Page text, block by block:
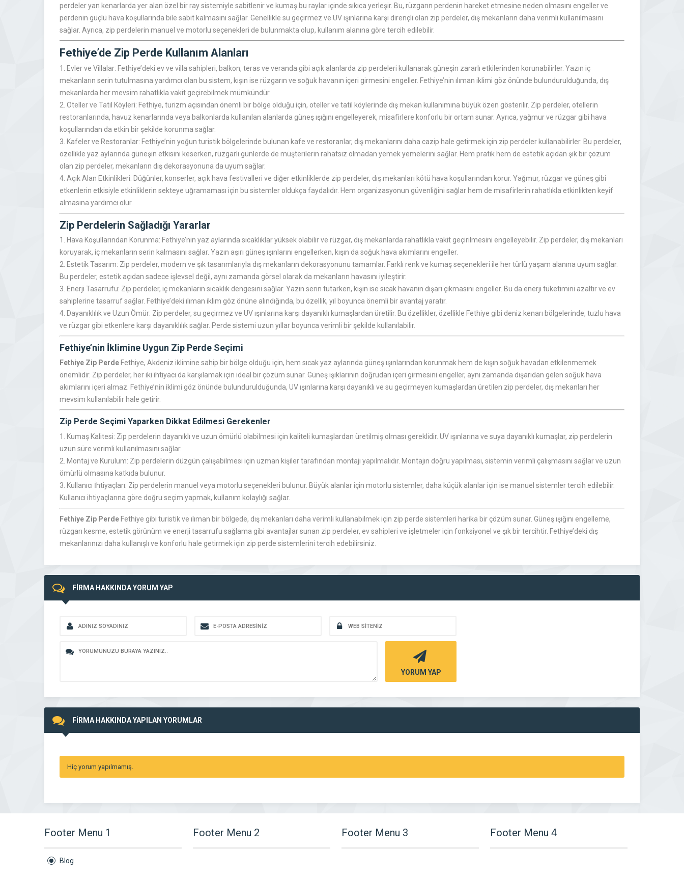
perdeler yan kenarlarda yer alan özel bir ray sistemiyle sabitlenir ve kumaş bu raylar içinde sıkıca yerleşir. Bu, rüzgarın perdenin hareket etmesine neden olmasını engeller ve
perdenin güçlü hava koşullarında bile sabit kalmasını sağlar. Genellikle su geçirmez ve UV ışınlarına karşı dirençli olan zip perdeler, dış mekanların daha verimli kullanılmasını
sağlar. Ayrıca, zip perdelerin manuel ve motorlu seçenekleri de bulunmakta olup, kullanım alanına göre tercih edilebilir.
Fethiye’de Zip Perde Kullanım Alanları
1. Evler ve Villalar: Fethiye’deki ev ve villa sahipleri, balkon, teras ve veranda gibi açık alanlarda zip perdeleri kullanarak güneşin zararlı etkilerinden korunabilirler. Yazın iç
mekanların serin tutulmasına yardımcı olan bu sistem, kışın ise rüzgarın ve soğuk havanın içeri girmesini engeller. Fethiye’nin ılıman iklimi göz önünde bulundurulduğunda, dış
mekanlarda her mevsim rahatlıkla vakit geçirebilmek mümkündür.
2. Oteller ve Tatil Köyleri: Fethiye, turizm açısından önemli bir bölge olduğu için, oteller ve tatil köylerinde dış mekan kullanımına büyük özen gösterilir. Zip perdeler, otellerin
restoranlarında, havuz kenarlarında veya balkonlarda kullanılan alanlarda güneş ışığını engelleyerek, misafirlere konforlu bir ortam sunar. Ayrıca, yağmur ve rüzgar gibi hava
koşullarından da etkin bir şekilde korunma sağlar.
3. Kafeler ve Restoranlar: Fethiye’nin yoğun turistik bölgelerinde bulunan kafe ve restoranlar, dış mekanlarını daha cazip hale getirmek için zip perdeler kullanabilirler. Bu perdeler,
özellikle yaz aylarında güneşin etkisini keserken, rüzgarlı günlerde de müşterilerin rahatsız olmadan yemek yemelerini sağlar. Hem pratik hem de estetik açıdan şık bir çözüm
olan zip perdeler, mekanların dış dekorasyonuna da uyum sağlar.
4. Açık Alan Etkinlikleri: Düğünler, konserler, açık hava festivalleri ve diğer etkinliklerde zip perdeler, dış mekanları kötü hava koşullarından korur. Yağmur, rüzgar ve güneş gibi
etkenlerin etkisiyle etkinliklerin sekteye uğramaması için bu sistemler oldukça faydalıdır. Hem organizasyonun güvenliğini sağlar hem de misafirlerin rahatlıkla etkinlikten keyif
almasına yardımcı olur.
Zip Perdelerin Sağladığı Yararlar
1. Hava Koşullarından Korunma: Fethiye’nin yaz aylarında sıcaklıklar yüksek olabilir ve rüzgar, dış mekanlarda rahatlıkla vakit geçirilmesini engelleyebilir. Zip perdeler, dış mekanları
koruyarak, iç mekanların serin kalmasını sağlar. Yazın aşırı güneş ışınlarını engellerken, kışın da soğuk hava akımlarını engeller.
2. Estetik Tasarım: Zip perdeler, modern ve şık tasarımlarıyla dış mekanların dekorasyonunu tamamlar. Farklı renk ve kumaş seçenekleri ile her türlü yaşam alanına uyum sağlar.
Bu perdeler, estetik açıdan sadece işlevsel değil, aynı zamanda görsel olarak da mekanların havasını iyileştirir.
3. Enerji Tasarrufu: Zip perdeler, iç mekanların sıcaklık dengesini sağlar. Yazın serin tutarken, kışın ise sıcak havanın dışarı çıkmasını engeller. Bu da enerji tüketimini azaltır ve ev
sahiplerine tasarruf sağlar. Fethiye’deki ılıman iklim göz önüne alındığında, bu özellik, yıl boyunca önemli bir avantaj yaratır.
4. Dayanıklılık ve Uzun Ömür: Zip perdeler, su geçirmez ve UV ışınlarına karşı dayanıklı kumaşlardan üretilir. Bu özellikler, özellikle Fethiye gibi deniz kenarı bölgelerinde, tuzlu hava
ve rüzgar gibi etkenlere karşı dayanıklılık sağlar. Perde sistemi uzun yıllar boyunca verimli bir şekilde kullanılabilir.
Fethiye’nin İklimine Uygun Zip Perde Seçimi
Fethiye Zip Perde Fethiye, Akdeniz iklimine sahip bir bölge olduğu için, hem sıcak yaz aylarında güneş ışınlarından korunmak hem de kışın soğuk havadan etkilenmemek
önemlidir. Zip perdeler, her iki ihtiyacı da karşılamak için ideal bir çözüm sunar. Güneş ışıklarının doğrudan içeri girmesini engeller, aynı zamanda dışarıdan gelen soğuk hava
akımlarını içeri almaz. Fethiye’nin iklimi göz önünde bulundurulduğunda, UV ışınlarına karşı dayanıklı ve su geçirmeyen kumaşlardan üretilen zip perdeler, dış mekanları her
mevsim kullanılabilir hale getirir.
Zip Perde Seçimi Yaparken Dikkat Edilmesi Gerekenler
1. Kumaş Kalitesi: Zip perdelerin dayanıklı ve uzun ömürlü olabilmesi için kaliteli kumaşlardan üretilmiş olması gereklidir. UV ışınlarına ve suya dayanıklı kumaşlar, zip perdelerin
uzun süre verimli kullanılmasını sağlar.
2. Montaj ve Kurulum: Zip perdelerin düzgün çalışabilmesi için uzman kişiler tarafından montajı yapılmalıdır. Montajın doğru yapılması, sistemin verimli çalışmasını sağlar ve uzun
ömürlü olmasına katkıda bulunur.
3. Kullanıcı İhtiyaçları: Zip perdelerin manuel veya motorlu seçenekleri bulunur. Büyük alanlar için motorlu sistemler, daha küçük alanlar için ise manuel sistemler tercih edilebilir.
Kullanıcı ihtiyaçlarına göre doğru seçim yapmak, kullanım kolaylığı sağlar.
Fethiye Zip Perde Fethiye gibi turistik ve ılıman bir bölgede, dış mekanları daha verimli kullanabilmek için zip perde sistemleri harika bir çözüm sunar. Güneş ışığını engelleme,
rüzgarı kesme, estetik görünüm ve enerji tasarrufu sağlama gibi avantajlar sunan zip perdeler, ev sahipleri ve işletmeler için fonksiyonel ve şık bir tercihtir. Fethiye’deki dış
mekanlarınızı daha kullanışlı ve konforlu hale getirmek için zip perde sistemlerini tercih edebilirsiniz.
FİRMA HAKKINDA YORUM YAP
YORUM YAP
FİRMA HAKKINDA YAPILAN YORUMLAR
Hiç yorum yapılmamış.
Footer Menu 1
Blog
Footer Menu 2 Footer Menu 3 Footer Menu 4